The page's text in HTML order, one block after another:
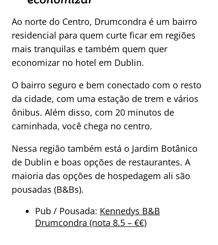
Ao norte do Centro, Drumcondra é um bairro
residencial para quem curte ficar em regiões
mais tranquilas e também quem quer
economizar no hotel em Dublin.
O bairro seguro e bem conectado com o resto
da cidade, com uma estação de trem e vários
ônibus. Além disso, com 20 minutos de
caminhada, você chega no centro.
Nessa região também está o Jardim Botânico
de Dublin e boas opções de restaurantes. A
maioria das opções de hospedagem ali são
pousadas (B&Bs).
Pub / Pousada: Kennedys B&B
Drumcondra (nota 8.5 – €€)